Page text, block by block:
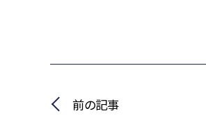
前の記事